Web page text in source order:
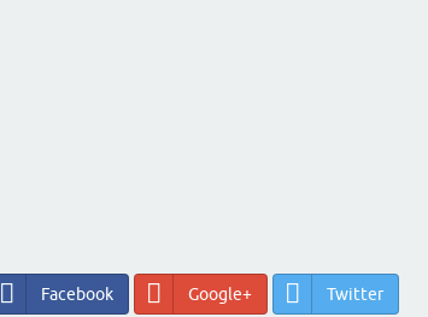
Facebook Google+ Twitter